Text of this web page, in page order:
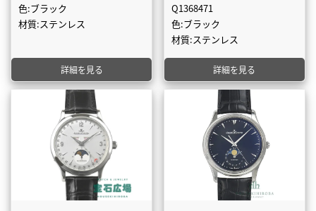
色:ブラック
材質:ステンレス
詳細を見る
Q1368471
色:ブラック
材質:ステンレス
詳細を見る